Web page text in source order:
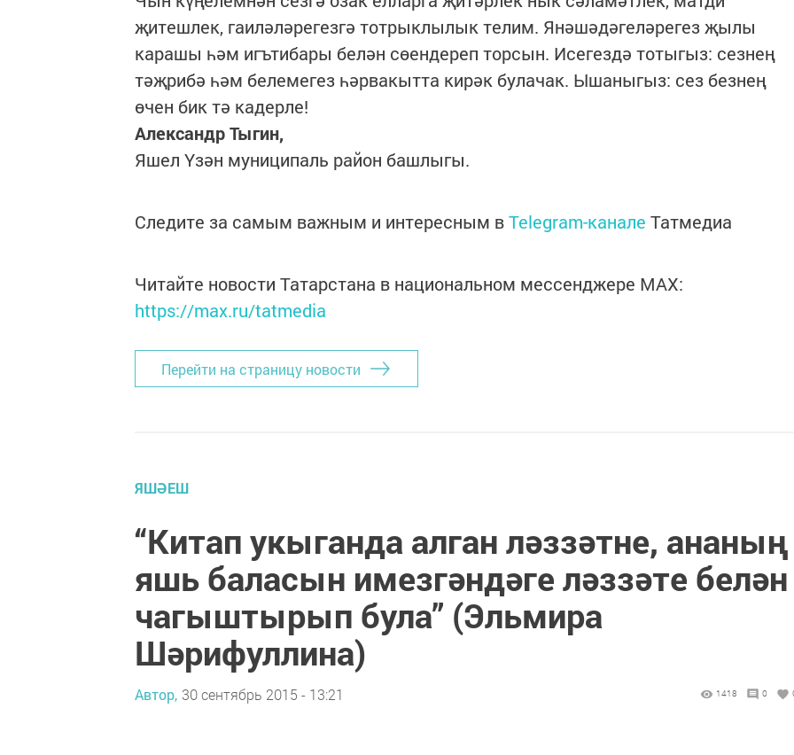
җитешлек, гаиләләрегезгә тотрыклылык телим. Янәшәдәгеләрегез җылы
карашы һәм игътибары белән сөендереп торсын. Исегездә тотыгыз: сезнең
тәҗрибә һәм белемегез һәрвакытта кирәк булачак. Ышаныгыз: сез безнең
өчен бик тә кадерле!
Александр Тыгин,
Яшел Үзән муниципаль район башлыгы.
Следите за самым важным и интересным вTelegram-канале Татмедиа
Читайте новости Татарстана в национальном мессенджере MАХ:
https://max.ru/tatmedia
Перейти на страницу новости
ЯШӘЕШ
“Китап укыганда алган ләззәтне, ананың
яшь баласын имезгәндәге ләззәте белән
чагыштырып була” (Эльмира
Шәрифуллина)
Автор, 30 сентябрь 2015 - 13:21 1418 0